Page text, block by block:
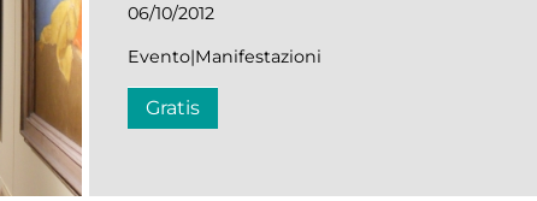
06/10/2012
Evento|Manifestazioni
Gratis